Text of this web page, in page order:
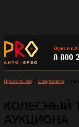
Офис в
8 800
ПроАвтоСпец Спецтехника
КОЛЕСНЫЙ
АУКЦИОНА